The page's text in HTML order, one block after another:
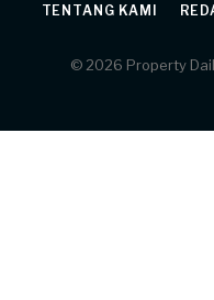
TENTANG KAMI
© 2026 Property